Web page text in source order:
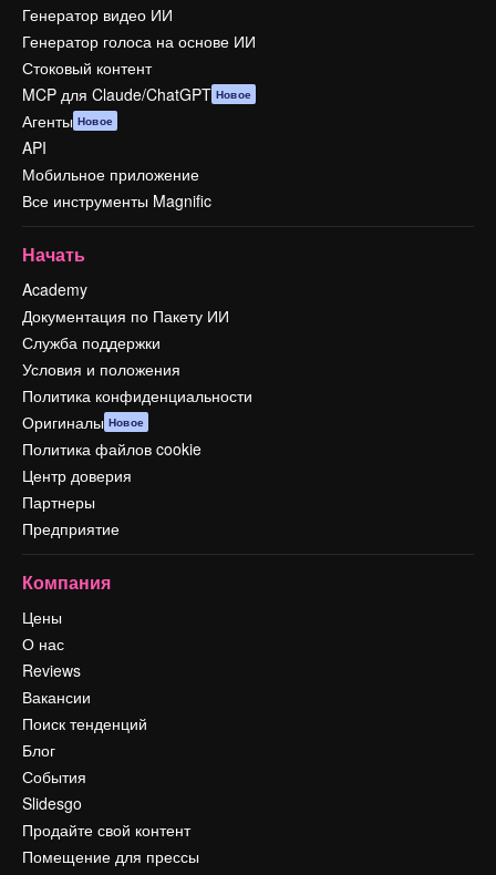
Генератор видео ИИ
Генератор голоса на основе ИИ
Стоковый контент
MCP для Claude/ChatGPT Новое
Агенты Новое
API
Мобильное приложение
Все инструменты Magnific
Начать
Academy
Документация по Пакету ИИ
Служба поддержки
Условия и положения
Политика конфиденциальности
Оригиналы Новое
Политика файлов cookie
Центр доверия
Партнеры
Предприятие
Компания
Цены
О нас
Reviews
Вакансии
Поиск тенденций
Блог
События
Slidesgo
Продайте свой контент
Помещение для прессы